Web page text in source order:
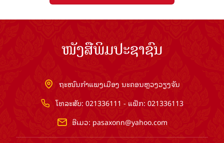
ໜັງສືພິມປະຊາຊົນ
ຖະໜົນກຳແພງເມືອງ ນະຄອນຫຼວງວຽງຈັນ
ໂທລະສັບ: 021336111 - ແຟັກ: 021336113
ອີເມວ: pasaxonn@yahoo.com